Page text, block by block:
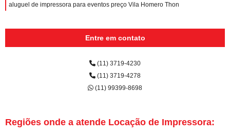
aluguel de impressora para eventos preço Vila Homero Thon
Entre em contato
(11) 3719-4230
(11) 3719-4278
(11) 99399-8698
Regiões onde a atende Locação de Impressora: